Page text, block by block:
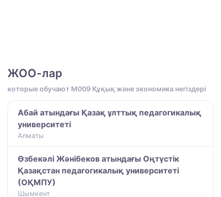
ЖОО-лар
которые обучают M009 Құқық және экономика негіздері
Абай атындағы Қазақ ұлттық педагогикалық
университеті
Алматы
Өзбекәлі Жәнібеков атындағы Оңтүстік
Қазақстан педагогикалық университеті
(ОҚМПУ)
Шымкент